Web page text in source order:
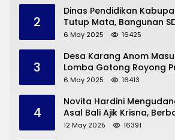
2
Dinas Pendidikan
Tutup Mata, Bangunan
Dermorejo Bangun Pakai
6 May 2025 16425
3
Desa Karang Anom
Lomba Gotong Royong
yang Disampaikan Sekda
6 May 2025 16413
4
Novita Hardini
Asal Bali Ajik Krisna,
Pengembangan
12 May 2025 16391